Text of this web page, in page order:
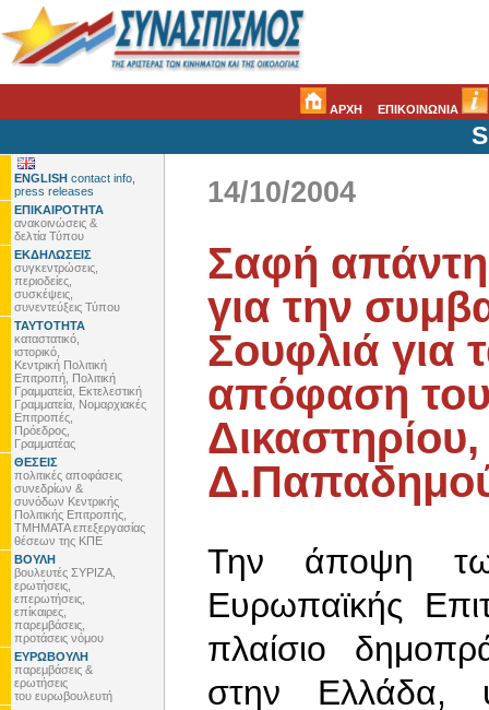
ΑΡΧΗ ΕΠΙΚΟΙΝΩΝΙΑ
ENGLISH contact info,
press releases
ΕΠΙΚΑΙΡΟΤΗΤΑ
ανακοινώσεις &
δελτία Τύπου
ΕΚΔΗΛΩΣΕΙΣ
συγκεντρώσεις,
περιοδείες,
συσκέψεις,
συνεντεύξεις Τύπου
ΤΑΥΤΟΤΗΤΑ
καταστατικό,
ιστορικό,
Κεντρική Πολιτική
Επιτροπή, Πολιτική
Γραμματεία, Εκτελεστική
Γραμματεία, Νομαρχιακές
Επιτροπές,
Πρόεδρος,
Γραμματέας
ΘΕΣΕΙΣ
πολιτικές αποφάσεις
συνεδρίων &
συνόδων Κεντρικής
Πολιτικής Επιτροπής,
ΤΜΗΜΑΤΑ επεξεργασίας
θέσεων της ΚΠΕ
ΒΟΥΛΗ
βουλευτές ΣΥΡΙΖΑ,
ερωτήσεις,
επερωτήσεις,
επίκαιρες,
παρεμβάσεις,
προτάσεις νόμου
ΕΥΡΩΒΟΥΛΗ
παρεμβάσεις &
ερωτήσεις
του ευρωβουλευτή
14/10/2004
Σαφή
για την
Σουφλιά για
απόφαση
Την άποψη
Ευρωπαϊκής
πλαίσιο
στην Ελλάδα,